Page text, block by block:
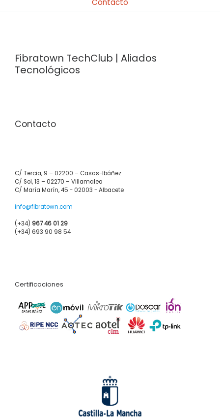
Contacto
Fibratown TechClub | Aliados
Tecnológicos
Contacto
C/ Tercia, 9 – 02200 – Casas-Ibáñez
C/ Sol, 13 – 02270 – Villamalea
C/ María Marín, 45 - 02003 - Albacete
info@fibratown.com
(+34) 967 46 01 29
(+34) 693 90 98 54
Certificaciones